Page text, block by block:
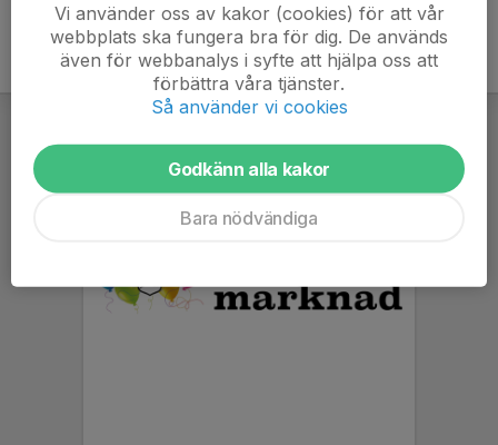
Vi använder oss av kakor (cookies) för att vår
webbplats ska fungera bra för dig. De används
även för webbanalys i syfte att hjälpa oss att
förbättra våra tjänster.
Så använder vi cookies
Godkänn alla kakor
Bara nödvändiga